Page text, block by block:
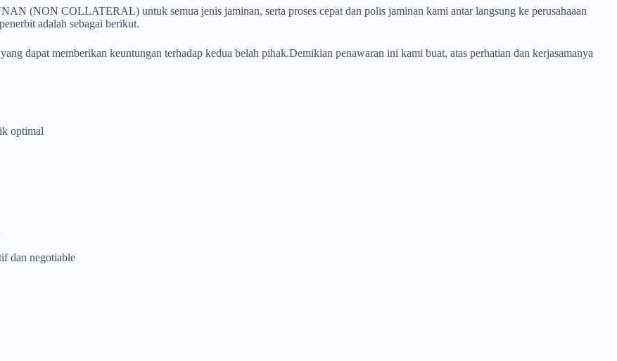
(NON COLLATERAL) untuk semua jenis jaminan, serta proses cepat dan polis jaminan kami antar langsung ke perusahaaan
adalah sebagai berikut.
dapat memberikan keuntungan terhadap kedua belah pihak.Demikian penawaran ini kami buat, atas perhatian dan kerjasamanya
optimal
dan negotiable